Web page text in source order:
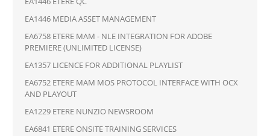
EA1446 MEDIA ASSET MANAGEMENT
EA6758 ETERE MAM - NLE INTEGRATION FOR ADOBE
PREMIERE (UNLIMITED LICENSE)
EA1357 LICENCE FOR ADDITIONAL PLAYLIST
EA6752 ETERE MAM MOS PROTOCOL INTERFACE WITH OCX
AND PLAYOUT
EA1229 ETERE NUNZIO NEWSROOM
EA6841 ETERE ONSITE TRAINING SERVICES